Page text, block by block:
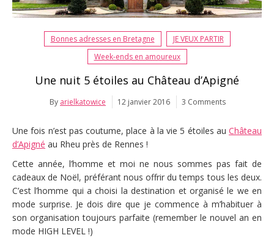
Bonnes adresses en Bretagne
JE VEUX PARTIR
Week-ends en amoureux
Une nuit 5 étoiles au Château d’Apigné
By arielkatowice 12 janvier 2016 3 Comments
Une fois n’est pas coutume, place à la vie 5 étoiles au Château
d’Apigné au Rheu près de Rennes !
Cette année, l’homme et moi ne nous sommes pas fait de
cadeaux de Noël, préférant nous offrir du temps tous les deux.
C’est l’homme qui a choisi la destination et organisé le we en
mode surprise. Je dois dire que je commence à m’habituer à
son organisation toujours parfaite (remember le nouvel an en
mode HIGH LEVEL !)